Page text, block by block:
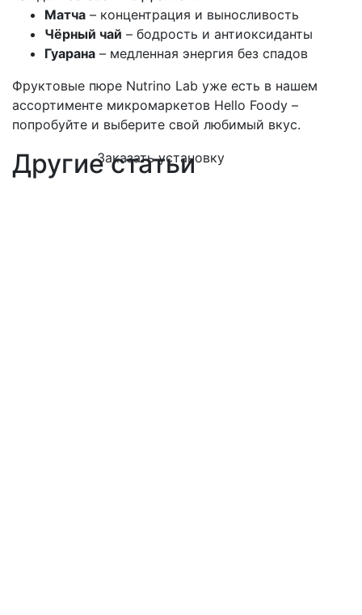
Матча – концентрация и выносливость
Чёрный чай – бодрость и антиоксиданты
Гуарана – медленная энергия без спадов
Фруктовые пюре Nutrino Lab уже есть в нашем
ассортименте микромаркетов Hello Foody –
попробуйте и выберите свой любимый вкус.
Заказать установку
Другие статьи